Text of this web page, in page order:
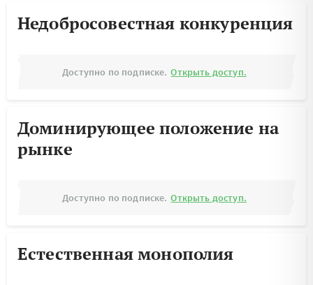
Недобросовестная конкуренция
Доступно по подписке. Открыть доступ.
Доминирующее положение на
рынке
Доступно по подписке. Открыть доступ.
Естественная монополия